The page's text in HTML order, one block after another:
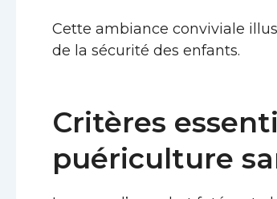
Cette ambiance conviviale
de la sécurité des enfants.
Critères
puériculture